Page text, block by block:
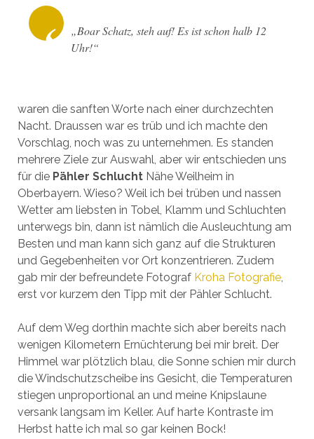
„Boar Schatz, steh auf! Es ist schon halb 12
Uhr!“
waren die sanften Worte nach einer durchzechten
Nacht. Draussen war es trüb und ich machte den
Vorschlag, noch was zu unternehmen. Es standen
mehrere Ziele zur Auswahl, aber wir entschieden uns
für die Pähler SchluchtNähe Weilheim in
Oberbayern. Wieso? Weil ich bei trüben und nassen
Wetter am liebsten in Tobel, Klamm und Schluchten
unterwegs bin, dann ist nämlich die Ausleuchtung am
Besten und man kann sich ganz auf die Strukturen
und Gegebenheiten vor Ort konzentrieren. Zudem
gab mir der befreundete Fotograf Kroha Fotografie,
erst vor kurzem den Tipp mit der Pähler Schlucht.
Auf dem Weg dorthin machte sich aber bereits nach
wenigen Kilometern Ernüchterung bei mir breit. Der
Himmel war plötzlich blau, die Sonne schien mir durch
die Windschutzscheibe ins Gesicht, die Temperaturen
stiegen unproportional an und meine Knipslaune
versank langsam im Keller. Auf harte Kontraste im
Herbst hatte ich mal so gar keinen Bock!